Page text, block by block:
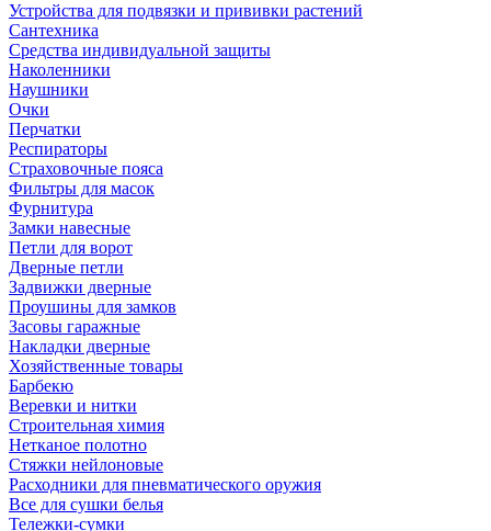
Устройства для подвязки и прививки растений
Сантехника
Средства индивидуальной защиты
Наколенники
Наушники
Очки
Перчатки
Респираторы
Страховочные пояса
Фильтры для масок
Фурнитура
Замки навесные
Петли для ворот
Дверные петли
Задвижки дверные
Проушины для замков
Засовы гаражные
Накладки дверные
Хозяйственные товары
Барбекю
Веревки и нитки
Строительная химия
Нетканое полотно
Стяжки нейлоновые
Расходники для пневматического оружия
Все для сушки белья
Тележки-сумки